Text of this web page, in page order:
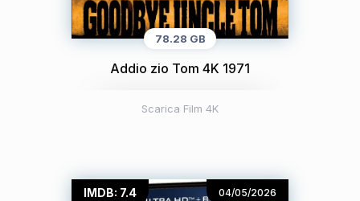
78.28 GB
Addio zio Tom 4K 1971
Scarica Film 4K
IMDB: 7.4 04/05/2026